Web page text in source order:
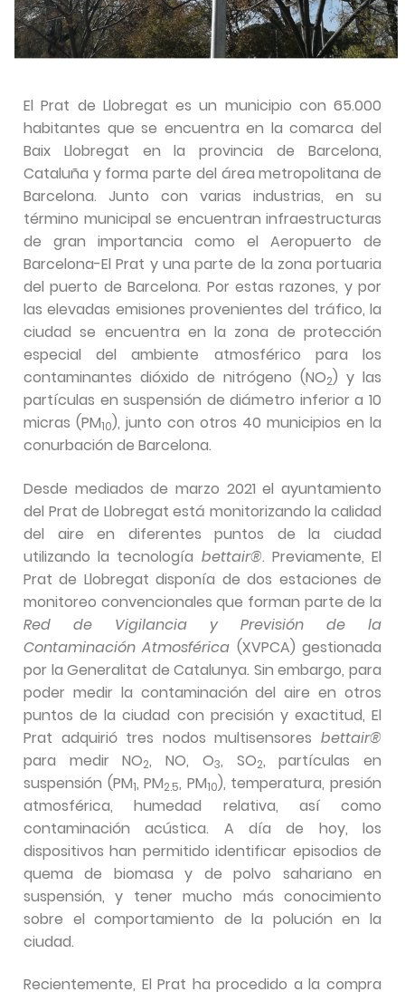
El Prat de Llobregat es un municipio con 65.000
habitantes que se encuentra en la comarca del
Baix Llobregat en la provincia de Barcelona,
Cataluña y forma parte del área metropolitana de
Barcelona. Junto con varias industrias, en su
término municipal se encuentran infraestructuras
de gran importancia como el Aeropuerto de
Barcelona-El Prat y una parte de la zona portuaria
del puerto de Barcelona. Por estas razones, y por
las elevadas emisiones provenientes del tráfico, la
ciudad se encuentra en la zona de protección
especial del ambiente atmosférico para los
contaminantes dióxido de nitrógeno (NO2) y las
partículas en suspensión de diámetro inferior a 10
micras (PM10), junto con otros 40 municipios en la
conurbación de Barcelona.
Desde mediados de marzo 2021 el ayuntamiento
del Prat de Llobregat está monitorizando la calidad
del aire en diferentes puntos de la ciudad
utilizando la tecnología bettair®. Previamente, El
Prat de Llobregat disponía de dos estaciones de
monitoreo convencionales que forman parte de la
Red de Vigilancia y Previsión de la
Contaminación Atmosférica (XVPCA) gestionada
por la Generalitat de Catalunya. Sin embargo, para
poder medir la contaminación del aire en otros
puntos de la ciudad con precisión y exactitud, El
Prat adquirió tres nodos multisensores bettair®
para medir NO2, NO, O3, SO2, partículas en
suspensión (PM1, PM2.5, PM10), temperatura, presión
atmosférica, humedad relativa, así como
contaminación acústica. A día de hoy, los
dispositivos han permitido identificar episodios de
quema de biomasa y de polvo sahariano en
suspensión, y tener mucho más conocimiento
sobre el comportamiento de la polución en la
ciudad.
Recientemente, El Prat ha procedido a la compra